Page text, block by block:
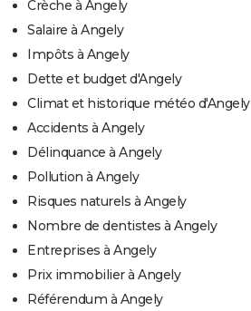
Crèche à Angely
Salaire à Angely
Impôts à Angely
Dette et budget d'Angely
Climat et historique météo d'Angely
Accidents à Angely
Délinquance à Angely
Pollution à Angely
Risques naturels à Angely
Nombre de dentistes à Angely
Entreprises à Angely
Prix immobilier à Angely
Référendum à Angely